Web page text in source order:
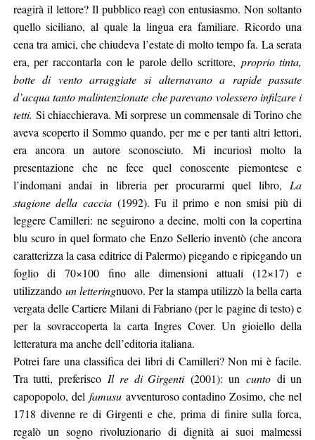
reagirà il lettore? Il pubblico reagì con entusiasmo. Non soltanto
quello siciliano, al quale la lingua era familiare. Ricordo una
cena tra amici, che chiudeva l’estate di molto tempo fa. La serata
era, per raccontarla con le parole dello scrittore, proprio tinta,
botte di vento arraggiate si alternavano a rapide passate
d’acqua tanto malintenzionate che parevano volessero infilzare i
tetti.Si chiacchierava. Mi sorprese un commensale di Torino che
aveva scoperto il Sommo quando, per me e per tanti altri lettori,
era ancora un autore sconosciuto. Mi incuriosì molto la
presentazione che ne fece quel conoscente piemontese e
l’indomani andai in libreria per procurarmi quel libro, La
stagione della caccia (1992). Fu il primo e non smisi più di
leggere Camilleri: ne seguirono a decine, molti con la copertina
blu scuro in quel formato cheEnzo Sellerio inventò (che ancora
caratterizza la casa editrice di Palermo) piegando e ripiegando un
foglio di 70×100 fino alle dimensioni attuali (12×17) e
utilizzando un letteringnuovo. Per la stampa utilizzò la bella carta
vergata delle Cartiere Milani di Fabriano (per le pagine di testo) e
per la sovraccoperta la carta Ingres Cover. Un gioiello della
letteratura ma anche dell’editoria italiana.
Potrei fare una classifica dei libri di Camilleri? Non mi è facile.
Tra tutti, preferiscoIl re di Girgenti(2001): un cuntodi un
capopopolo, del famusu avventuroso contadino Zosimo, che nel
1718 divenne re di Girgenti e che, prima di finire sulla forca,
regalò un sogno rivoluzionario di dignità ai suoi malmessi